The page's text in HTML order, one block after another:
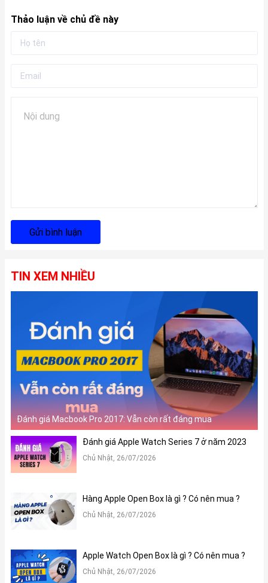
Thảo luận về chủ đề này
Gửi bình luận
TIN XEM NHIỀU
Đánh giá Macbook Pro 2017: Vẫn còn rất đáng mua
Đánh giá Apple Watch Series 7 ở năm 2023
Chủ Nhật, 26/07/2026
Hàng Apple Open Box là gì ? Có nên mua ?
Chủ Nhật, 26/07/2026
Apple Watch Open Box là gì ? Có nên mua ?
Chủ Nhật, 26/07/2026